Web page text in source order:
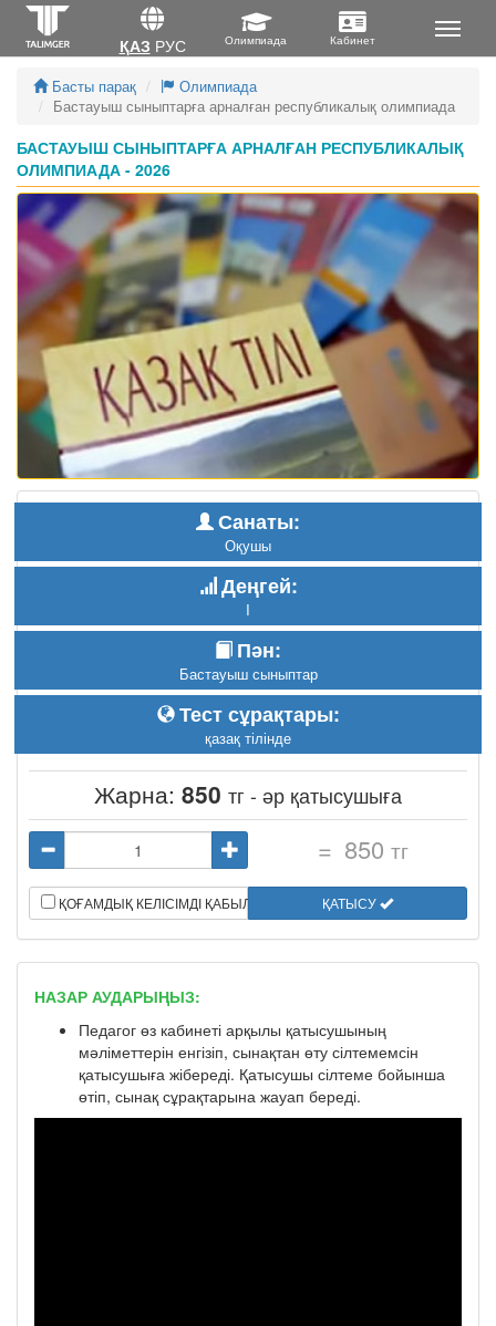
Басты парақ
Олимпиада
Бастауыш сыныптарға арналған республикалық олимпиада
БАСТАУЫШ СЫНЫПТАРҒА АРНАЛҒАН РЕСПУБЛИКАЛЫҚ
ОЛИМПИАДА - 2026
Санаты:
Оқушы
Деңгей:
I
Пән:
Бастауыш сыныптар
Тест сұрақтары:
қазақ тілінде
Жарна: 850 тг - әр қатысушыға
= 850 тг
ҚОҒАМДЫҚ КЕЛІСІМДІ ҚАБЫЛДАЙМЫН ҚАТЫСУ
НАЗАР АУДАРЫҢЫЗ:
Педагог өз кабинеті арқылы қатысушының
мәліметтерін енгізіп, сынақтан өту сілтемемсін
қатысушыға жібереді. Қатысушы сілтеме бойынша
өтіп, сынақ сұрақтарына жауап береді.
ҚАЗ РУС